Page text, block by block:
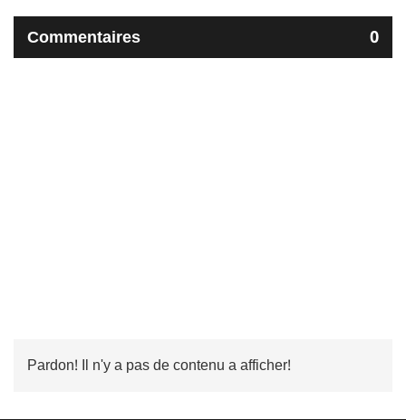
Commentaires 0
Pardon! Il n'y a pas de contenu a afficher!